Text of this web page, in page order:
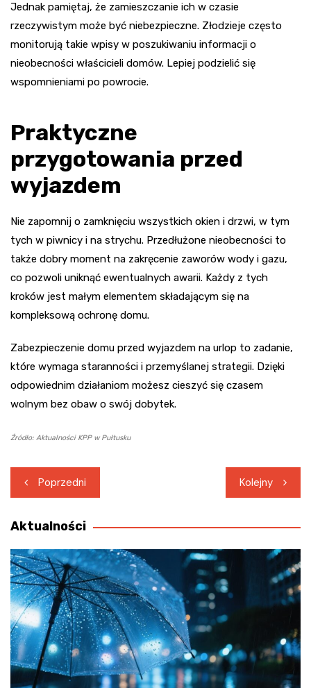
Jednak pamiętaj, że zamieszczanie ich w czasie
rzeczywistym może być niebezpieczne. Złodzieje często
monitorują takie wpisy w poszukiwaniu informacji o
nieobecności właścicieli domów. Lepiej podzielić się
wspomnieniami po powrocie.
Praktyczne
przygotowania przed
wyjazdem
Nie zapomnij o zamknięciu wszystkich okien i drzwi, w tym
tych w piwnicy i na strychu. Przedłużone nieobecności to
także dobry moment na zakręcenie zaworów wody i gazu,
co pozwoli uniknąć ewentualnych awarii. Każdy z tych
kroków jest małym elementem składającym się na
kompleksową ochronę domu.
Zabezpieczenie domu przed wyjazdem na urlop to zadanie,
które wymaga staranności i przemyślanej strategii. Dzięki
odpowiednim działaniom możesz cieszyć się czasem
wolnym bez obaw o swój dobytek.
Źródło: Aktualności KPP w Pułtusku
Nawigacja
wpisu
Poprzedni Kolejny
Aktualności